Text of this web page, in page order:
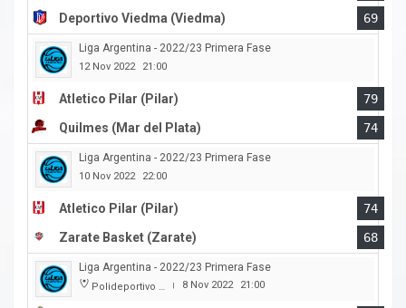
Deportivo Viedma (Viedma) 69
Liga Argentina - 2022/23 Primera Fase
12 Nov 2022 21:00
Atletico Pilar (Pilar)
79
Quilmes (Mar del Plata)
74
Liga Argentina - 2022/23 Primera Fase
10 Nov 2022 22:00
Atletico Pilar (Pilar)
74
Zarate Basket (Zarate)
68
Liga Argentina - 2022/23 Primera Fase
Polideportivo Victor Nethol | 8 Nov 2022 21:00